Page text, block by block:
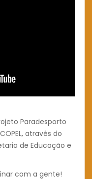
Paradesporto
através do
de Educação e
com a gente!